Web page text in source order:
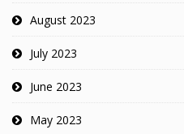
August 2023
July 2023
June 2023
May 2023